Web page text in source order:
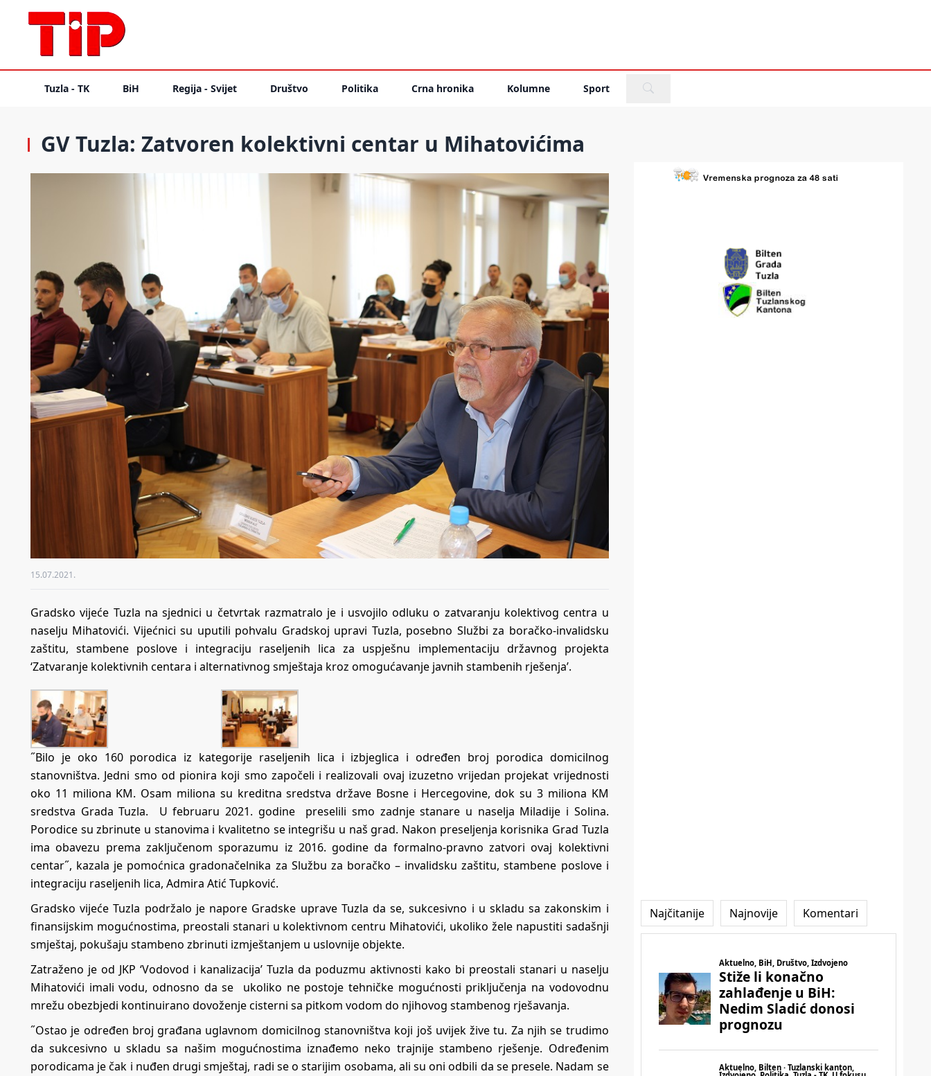
Tuzla - TK BiH Regija - Svijet Društvo Politika Crna hronika Kolumne Sport
GV Tuzla: Zatvoren kolektivni centar u Mihatovićima
15.07.2021.
Gradsko vijeće Tuzla na sjednici u četvrtak razmatralo je i usvojilo odluku o zatvaranju kolektivog centra u
naselju Mihatovići. Vijećnici su uputili pohvalu Gradskoj upravi Tuzla, posebno Službi za boračko-invalidsku
zaštitu, stambene poslove i integraciju raseljenih lica za uspješnu implementaciju državnog projekta
‘Zatvaranje kolektivnih centara i alternativnog smještaja kroz omogućavanje javnih stambenih rješenja’.
˝Bilo je oko 160 porodica iz kategorije raseljenih lica i izbjeglica i određen broj porodica domicilnog
stanovništva. Jedni smo od pionira koji smo započeli i realizovali ovaj izuzetno vrijedan projekat vrijednosti
oko 11 miliona KM. Osam miliona su kreditna sredstva države Bosne i Hercegovine, dok su 3 miliona KM
sredstva Grada Tuzla. U februaru 2021. godine preselili smo zadnje stanare u naselja Miladije i Solina.
Porodice su zbrinute u stanovima i kvalitetno se integrišu u naš grad. Nakon preseljenja korisnika Grad Tuzla
ima obavezu prema zaključenom sporazumu iz 2016. godine da formalno-pravno zatvori ovaj kolektivni
centar˝, kazala je pomoćnica gradonačelnika za Službu za boračko – invalidsku zaštitu, stambene poslove i
integraciju raseljenih lica, Admira Atić Tupković.
Gradsko vijeće Tuzla podržalo je napore Gradske uprave Tuzla da se, sukcesivno i u skladu sa zakonskim i
finansijskim mogućnostima, preostali stanari u kolektivnom centru Mihatovići, ukoliko žele napustiti sadašnji
smještaj, pokušaju stambeno zbrinuti izmještanjem u uslovnije objekte.
Zatraženo je od JKP ‘Vodovod i kanalizacija’ Tuzla da poduzmu aktivnosti kako bi preostali stanari u naselju
Mihatovići imali vodu, odnosno da se ukoliko ne postoje tehničke mogućnosti priključenja na vodovodnu
mrežu obezbjedi kontinuirano dovoženje cisterni sa pitkom vodom do njihovog stambenog rješavanja.
˝Ostao je određen broj građana uglavnom domicilnog stanovništva koji još uvijek žive tu. Za njih se trudimo
da sukcesivno u skladu sa našim mogućnostima iznađemo neko trajnije stambeno rješenje. Određenim
porodicama je čak i nuđen drugi smještaj, radi se o starijim osobama, ali su oni odbili da se presele. Nadam se
Najčitanije Najnovije Komentari